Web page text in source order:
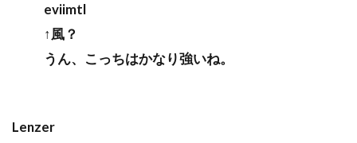
eviimtl
↑風？
うん、こっちはかなり強いね。
Lenzer